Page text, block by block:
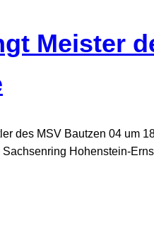
Meister
des MSV Bautzen 04 um
Hohenstein-